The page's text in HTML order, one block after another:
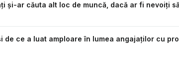
și-ar căuta alt loc de muncă, dacă ar fi nevoiți
de ce a luat amploare în lumea angajaților cu